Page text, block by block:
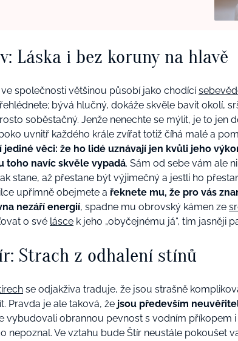
Láska i bez koruny na hlavě
ve společnosti většinou působí jako chodící
bývá hlučný, dokáže skvěle bavit okolí,
soběstačný. Jenže nenechte se mýlit, je to jen
uvnitř každého krále zvířat totiž číhá malé a
jediné věci: že ho lidé uznávají jen kvůli jeho
toho navíc skvěle vypadá. Sám od sebe vám ale
stane, až přestane být výjimečný a jestli ho
upřímně obejmete a řeknete mu, že pro vás
nezáří energií, spadne mu obrovský kámen ze
o své lásce k jeho „obyčejnému já“, tím jasněji
Strach z odhalení stínů
se odjakživa traduje, že jsou strašně
Pravda je ale taková, že jsou především
vybudovali obrannou pevnost s vodním příkopem
nepoznal. Ve vztahu bude Štír neustále pokoušet